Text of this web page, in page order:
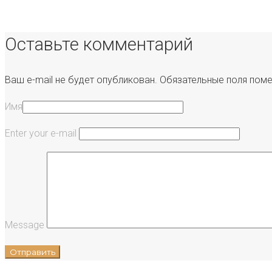
Оставьте комментарий
Ваш e-mail не будет опубликован. Обязательные поля
Имя
Enter your e-mail
Message